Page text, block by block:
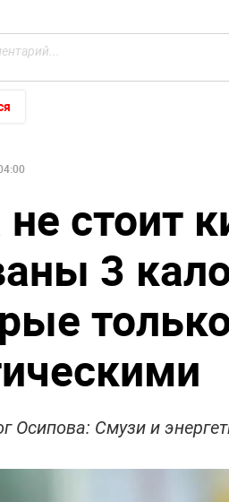
не стоит
3
Осипова: Смузи и